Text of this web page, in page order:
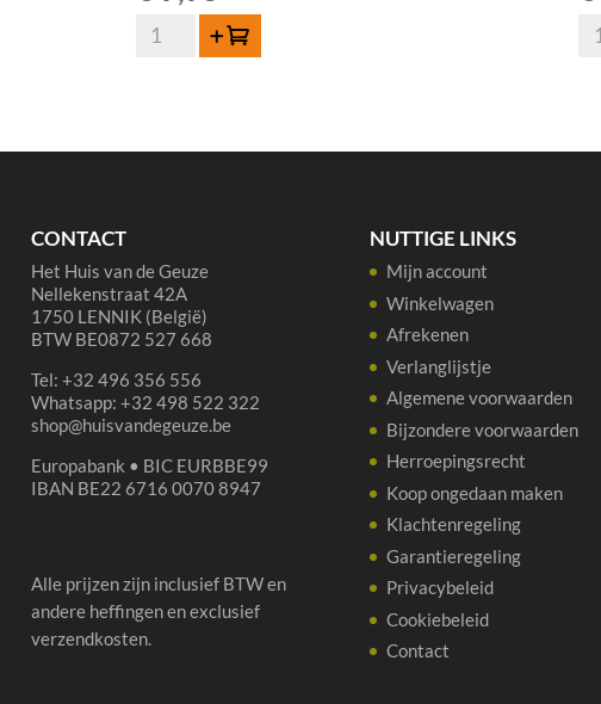
Oud
Toevoegen
CONTACT
Het Huis van de Geuze
Nellekenstraat 42A
1750 LENNIK (België)
BTW BE0872 527 668
Tel: +32 496 356 556
Whatsapp: +32 498 522 322
shop@huisvandegeuze.be
Europabank • BIC EURBBE99
IBAN BE22 6716 0070 8947
Alle prijzen zijn inclusief BTW en
andere heffingen en exclusief
verzendkosten.
NUTTIGE LINKS
Mijn account
Winkelwagen
Afrekenen
Verlanglijstje
Algemene voorwaarden
Bijzondere voorwaarden
Herroepingsrecht
Koop ongedaan maken
Klachtenregeling
Garantieregeling
Privacybeleid
Cookiebeleid
Contact